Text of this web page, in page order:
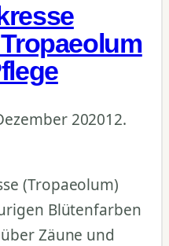
202012.
(Tropaeolum)
Blütenfarben
Zäune und